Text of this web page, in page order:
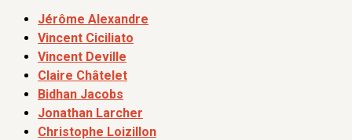
Jérôme Alexandre
Vincent Ciciliato
Vincent Deville
Claire Châtelet
Bidhan Jacobs
Jonathan Larcher
Christophe Loizillon